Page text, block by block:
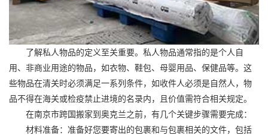
了解私人物品的定义至关重要。私人物品通常指的是个人自
用、非商业用途的物品，如衣物、鞋包、母婴用品、保健品等。这
些物品在清关时必须满足一系列条件，如收件人必须是自然人，物
品不得在海关或检疫禁止进境的名录内，且价值需符合相关规定。
在南京市跨国搬家到奥克兰之前，有几个关键步骤需要完成：
材料准备：准备好您要寄出的包裹和与包裹相关的文件，包括